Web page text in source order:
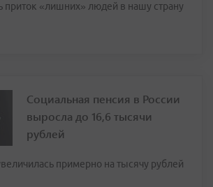
приток «лишних» людей в нашу страну
Социальная пенсия в России
выросла до 16,6 тысячи
рублей
примерно на тысячу рублей